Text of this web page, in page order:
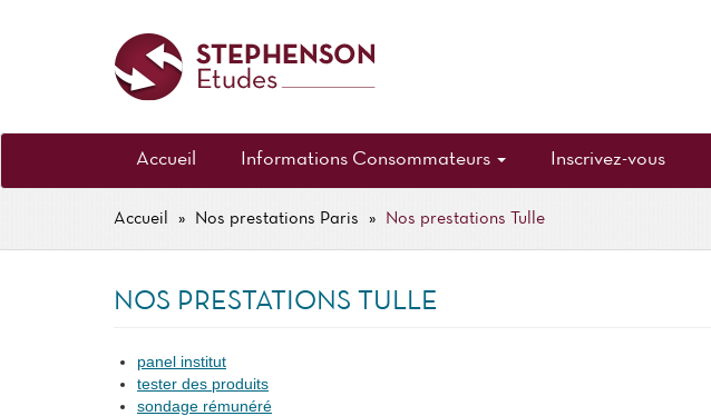
PRINCIPAL
Accueil Informations Consommateurs Inscrivez-vous
FIL
D'ARIANE
Accueil Nos prestations Paris Nos prestations Tulle
NOS PRESTATIONS TULLE
panel institut
tester des produits
sondage rémunéré